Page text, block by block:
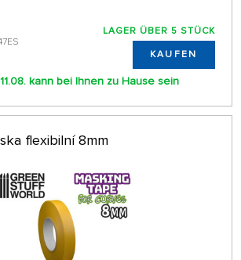
LAGER ÜBER 5 STÜCK
KAUFEN
kann bei Ihnen zu Hause sein
flexibilní 8mm